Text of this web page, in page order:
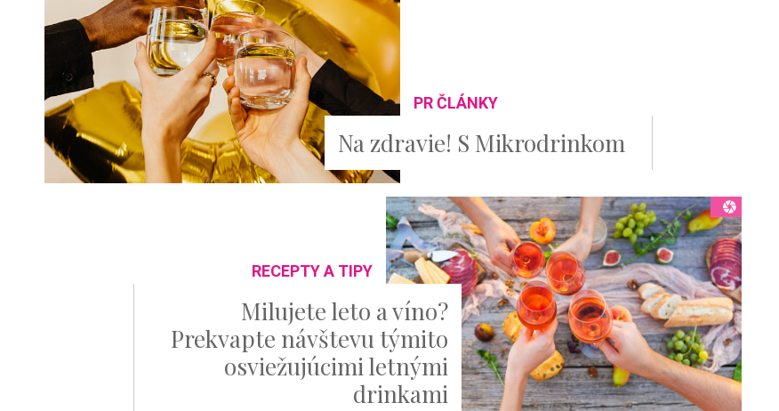
PR ČLÁNKY
Na zdravie! S Mikrodrinkom
RECEPTY A TIPY
Milujete leto a víno?
Prekvapte návštevu týmito
osviežujúcimi letnými
drinkami